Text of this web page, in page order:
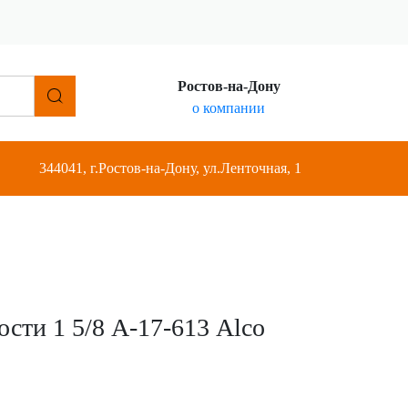
Ростов-на-Дону
о компании
344041, г.Ростов-на-Дону, ул.Ленточная, 1
1 5/8 А-17-613 Alco